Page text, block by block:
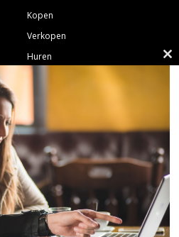
Kopen
Verkopen
Huren
Hypotheek
Verzekeren